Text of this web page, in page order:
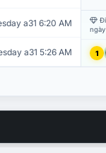
a31 6:20 AM
a31 5:26 AM 1